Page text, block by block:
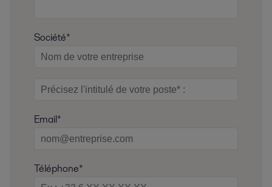
Société*
Email*
Téléphone*